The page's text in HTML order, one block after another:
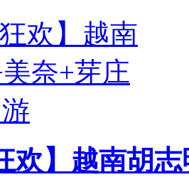
欢】越南胡